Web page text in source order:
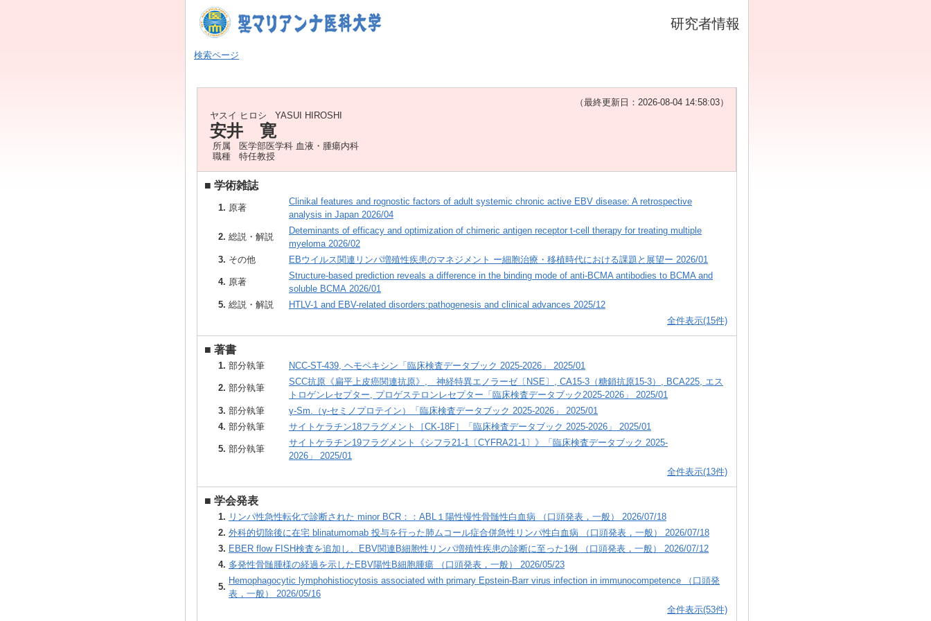
研究者情報
検索ページ
（最終更新日：2026-08-04 14:58:03）
ヤスイ ヒロシ
YASUI HIROSHI
安井 寛
所属
医学部医学科 血液・腫瘍内科
職種
特任教授
■ 学術雑誌
1. 原著
Clinikal features and rognostic factors of adult systemic chronic active EBV disease: A retrospective
analysis in Japan 2026/04
2. 総説・解説
Deteminants of efficacy and optimization of chimeric antigen receptor t-cell therapy for treating multiple
myeloma 2026/02
3. その他 EBウイルス関連リンパ増殖性疾患のマネジメント ー細胞治療・移植時代における課題と展望ー 2026/01
4. 原著
Structure-based prediction reveals a difference in the binding mode of anti-BCMA antibodies to BCMA and
soluble BCMA 2026/01
5. 総説・解説
HTLV-1 and EBV-related disorders:pathogenesis and clinical advances 2025/12
全件表示(15件)
■ 著書
1. 部分執筆 NCC-ST-439, ヘモペキシン「臨床検査データブック 2025-2026」 2025/01
2. 部分執筆
SCC抗原《扁平上皮癌関連抗原》, 神経特異エノラーゼ〔NSE〕, CA15-3（糖鎖抗原15-3）, BCA225, エス
トロゲンレセプター, プロゲステロンレセプター「臨床検査データブック2025-2026」 2025/01
3. 部分執筆
γ-Sm.（γ-セミノプロテイン）「臨床検査データブック 2025-2026」 2025/01
4. 部分執筆 サイトケラチン18フラグメント［CK-18F］「臨床検査データブック 2025-2026」 2025/01
5. 部分執筆
サイトケラチン19フラグメント《シフラ21-1〔CYFRA21-1〕》「臨床検査データブック 2025-
2026」 2025/01
全件表示(13件)
■ 学会発表
1. リンパ性急性転化で診断された minor BCR：：ABL１陽性慢性骨髄性白血病 （口頭発表，一般） 2026/07/18
2. 外科的切除後に在宅 blinatumomab 投与を行った肺ムコール症合併急性リンパ性白血病 （口頭発表，一般） 2026/07/18
3. EBER flow FISH検査を追加し、EBV関連B細胞性リンパ増殖性疾患の診断に至った1例 （口頭発表，一般） 2026/07/12
4. 多発性骨髄腫様の経過を示したEBV陽性B細胞腫瘍 （口頭発表，一般） 2026/05/23
5.
Hemophagocytic lymphohistiocytosis associated with primary Epstein-Barr virus infection in immunocompetence （口頭発
表，一般） 2026/05/16
全件表示(53件)